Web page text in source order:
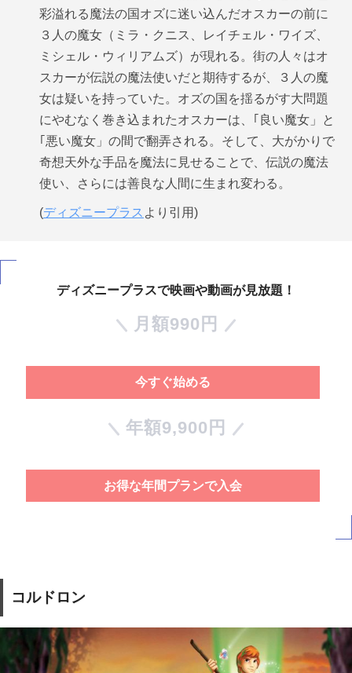
彩溢れる魔法の国オズに迷い込んだオスカーの前に
３人の魔女（ミラ・クニス、レイチェル・ワイズ、
ミシェル・ウィリアムズ）が現れる。街の人々はオ
スカーが伝説の魔法使いだと期待するが、３人の魔
女は疑いを持っていた。オズの国を揺るがす大問題
にやむなく巻き込まれたオスカーは、｢良い魔女」と
｢悪い魔女」の間で翻弄される。そして、大がかりで
奇想天外な手品を魔法に見せることで、伝説の魔法
使い、さらには善良な人間に生まれ変わる。
(ディズニープラス より引用)
ディズニープラスで映画や動画が見放題！
月額990円
今すぐ始める
年額9,900円
お得な年間プランで入会
コルドロン